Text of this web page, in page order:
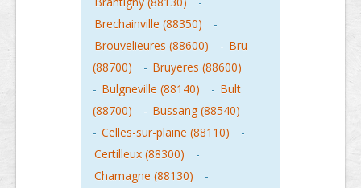
Brechainville (88350)
-
Brouvelieures (88600)
- Bru
(88700)
- Bruyeres (88600)
- Bulgneville (88140) - Bult
(88700)
- Bussang (88540)
- Celles-sur-plaine (88110)
-
Certilleux (88300)
-
Chamagne (88130)
-